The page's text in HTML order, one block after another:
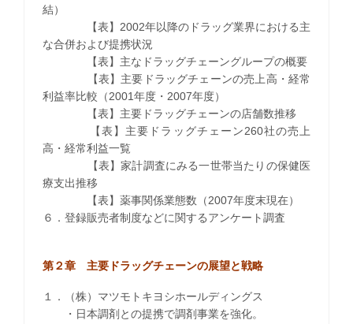
結）
【表】2002年以降のドラッグ業界における主
な合併および提携状況
【表】主なドラッグチェーングループの概要
【表】主要ドラッグチェーンの売上高・経常
利益率比較（2001年度・2007年度）
【表】主要ドラッグチェーンの店舗数推移
【表】主要ドラッグチェーン260社の売上
高・経常利益一覧
【表】家計調査にみる一世帯当たりの保健医
療支出推移
【表】薬事関係業態数（2007年度末現在）
６．登録販売者制度などに関するアンケート調査
第２章 主要ドラッグチェーンの展望と戦略
１．（株）マツモトキヨシホールディングス
・日本調剤との提携で調剤事業を強化。